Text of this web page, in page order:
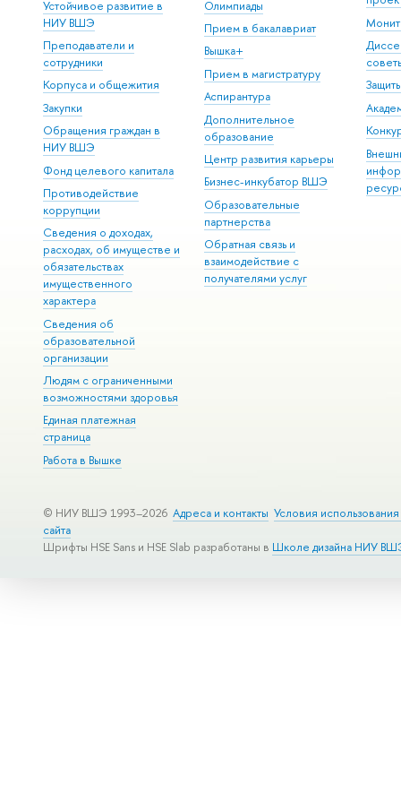
Устойчивое развитие в
НИУ ВШЭ
Преподаватели и
сотрудники
Корпуса и общежития
Закупки
Обращения граждан в
НИУ ВШЭ
Фонд целевого капитала
Противодействие
коррупции
Сведения о доходах,
расходах, об имуществе и
обязательствах
имущественного
характера
Сведения об
образовательной
организации
Людям с ограниченными
возможностями здоровья
Единая платежная
страница
Работа в Вышке
Олимпиады
Прием в бакалавриат
Вышка+
Прием в магистратуру
Аспирантура
Дополнительное
образование
Центр развития карьеры
Бизнес-инкубатор ВШЭ
Образовательные
партнерства
Обратная связь и
взаимодействие с
получателями услуг
© НИУ ВШЭ 1993–2026 Адреса и контакты Условия
сайта
Шрифты HSE Sans и HSE Slab разработаны в Школе дизайна НИУ